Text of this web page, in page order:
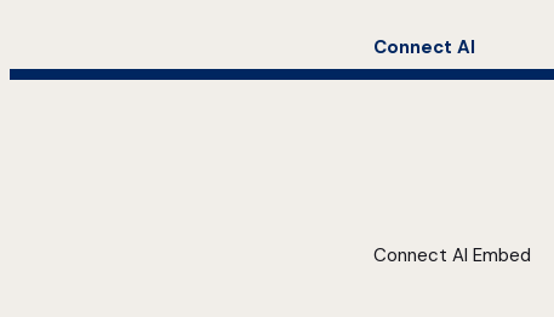
Connect AI
Connect AI Embed